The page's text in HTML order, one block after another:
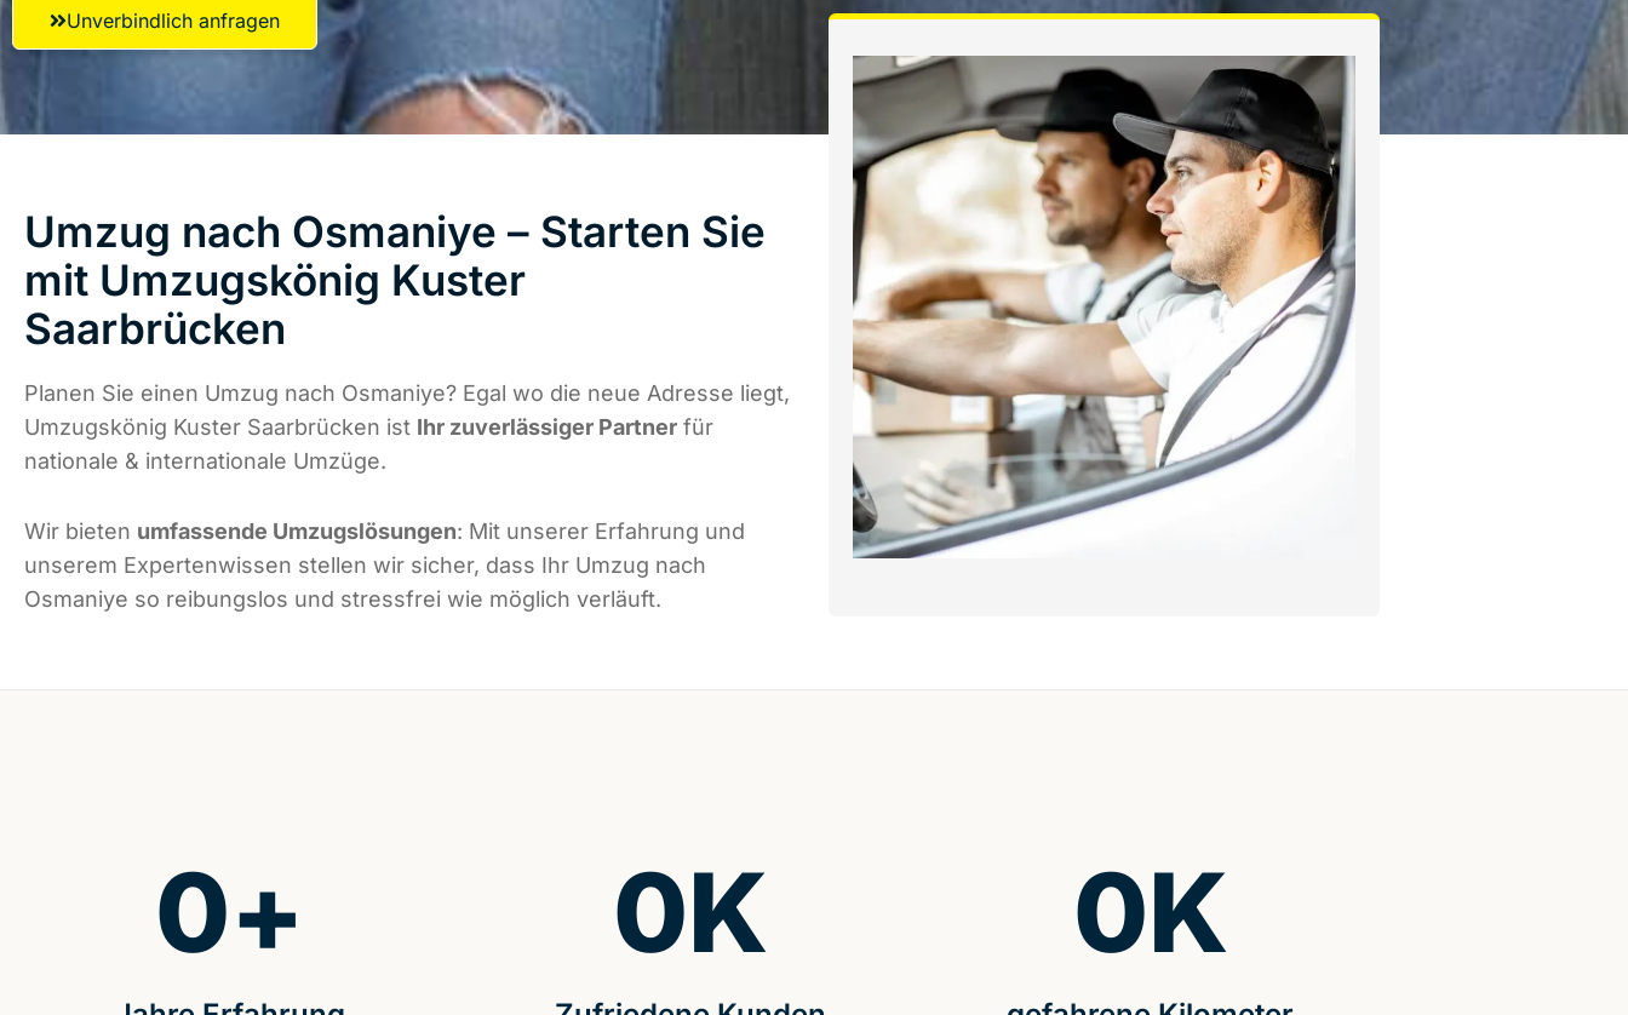
Unverbindlich anfragen
Umzug nach Osmaniye – Starten Sie
mit Umzugskönig Kuster
Saarbrücken
Planen Sie einen Umzug nach Osmaniye? Egal wo die neue Adresse liegt,
Umzugskönig Kuster Saarbrücken ist Ihr zuverlässiger Partner für
nationale & internationale Umzüge.
Wir bieten umfassende Umzugslösungen: Mit unserer Erfahrung und
unserem Expertenwissen stellen wir sicher, dass Ihr Umzug nach
Osmaniye so reibungslos und stressfrei wie möglich verläuft.
0+ 0K 0K